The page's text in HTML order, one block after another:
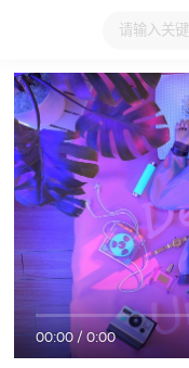
大家在看 日本动漫
00:00/0:00